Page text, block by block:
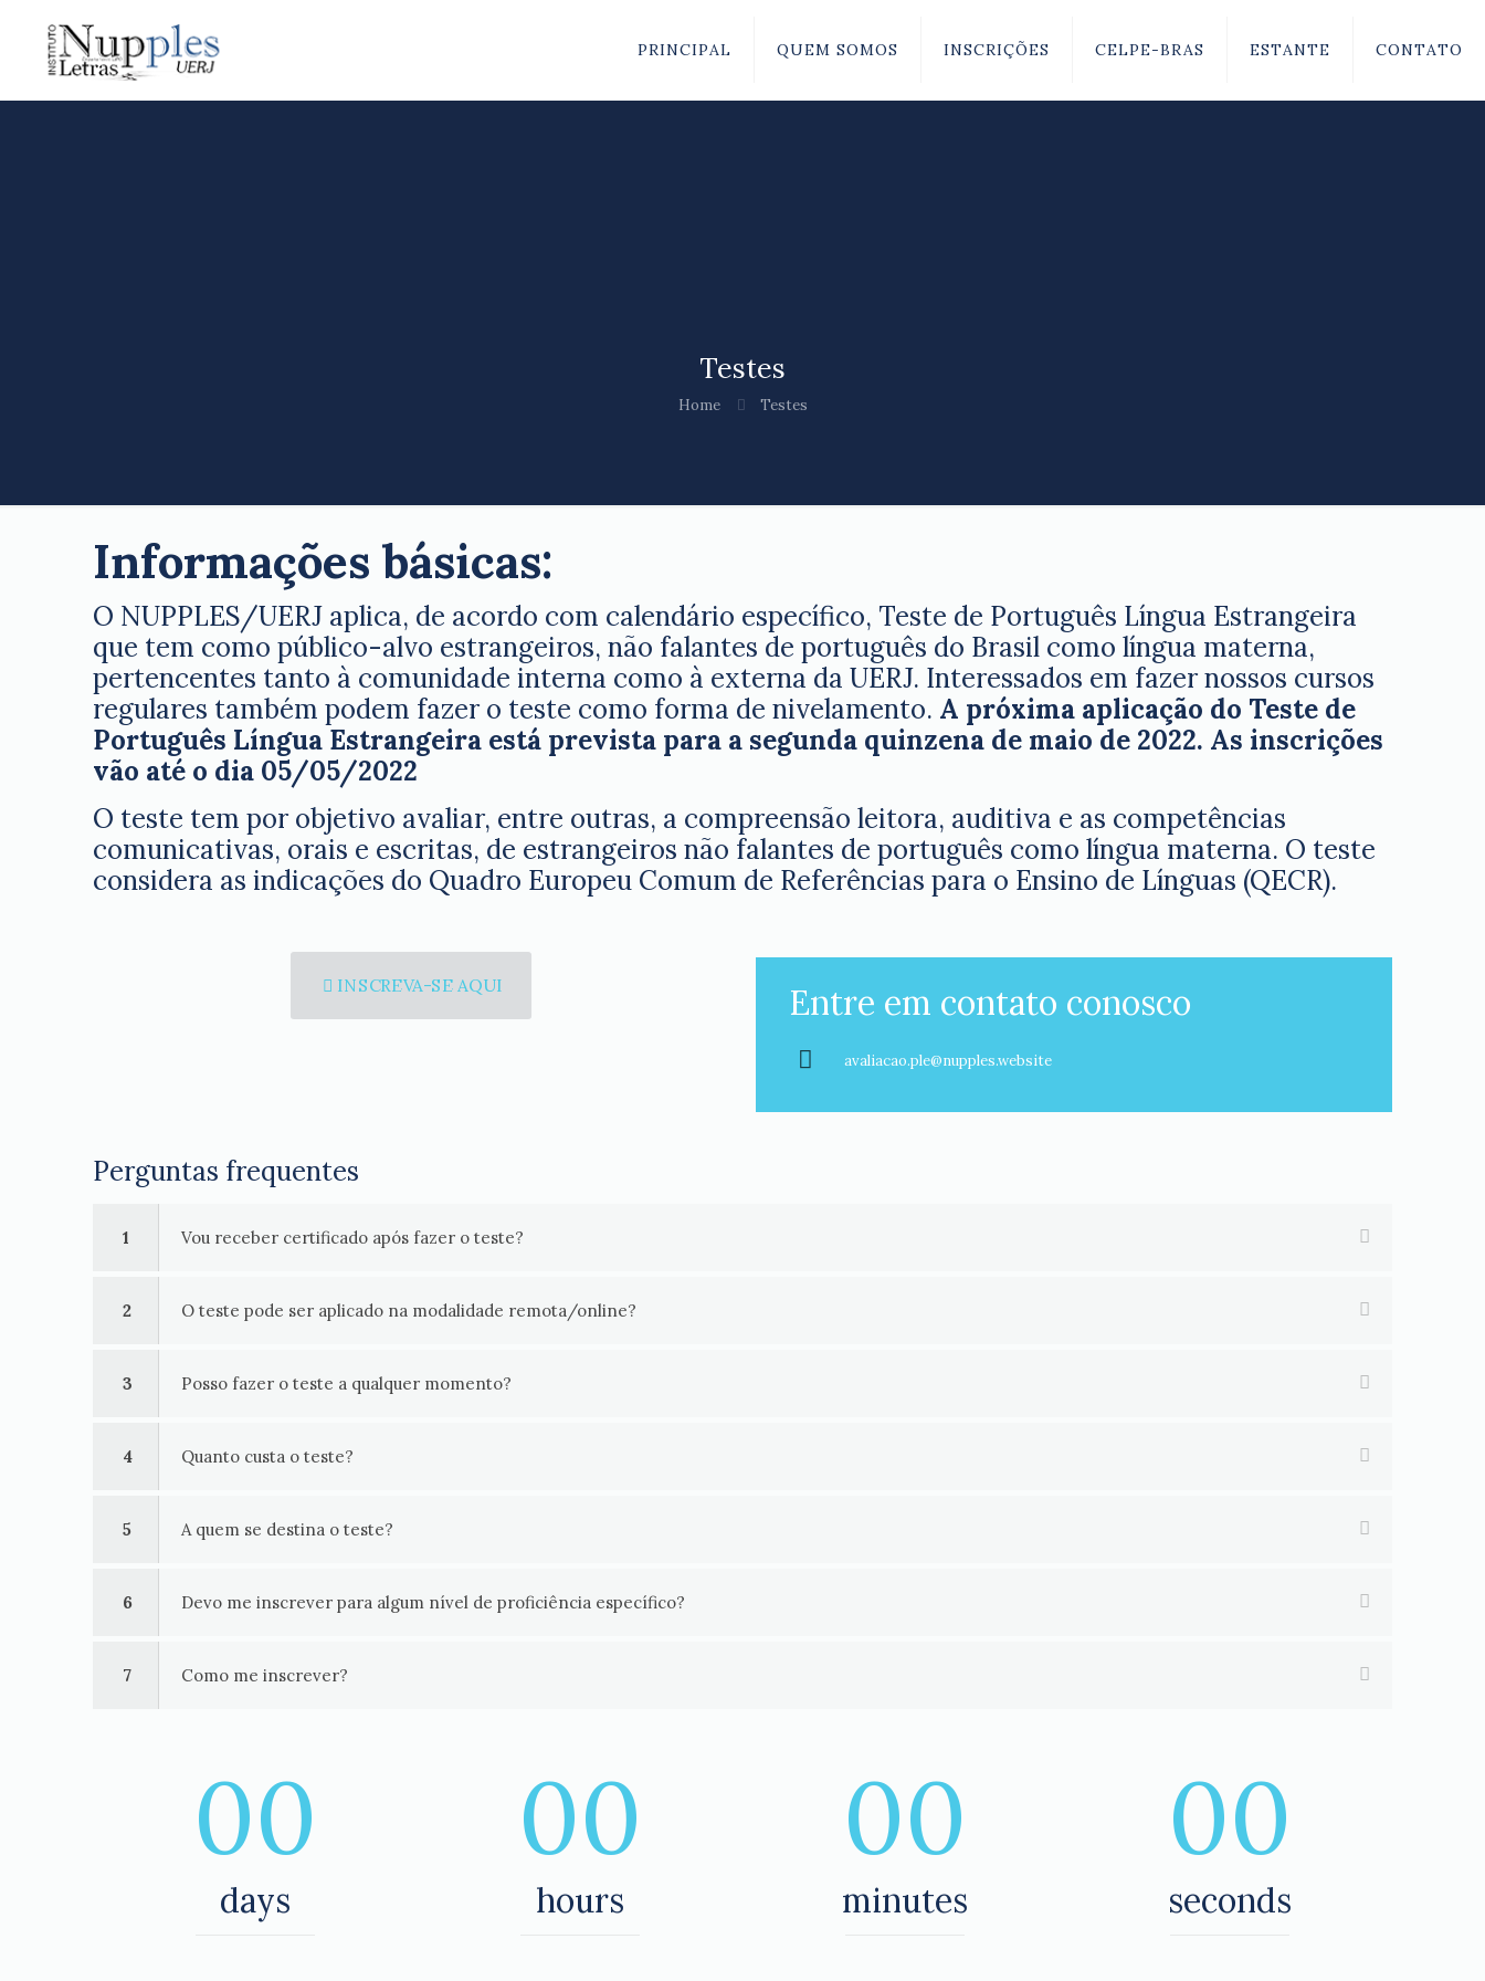
PRINCIPAL QUEM SOMOS INSCRIÇÕES CELPE-BRAS ESTANTE CONTATO
Testes
Home Testes
Informações básicas:
O NUPPLES/UERJ aplica, de acordo com calendário específico, Teste de Português Língua Estrangeira
que tem como público-alvo estrangeiros, não falantes de português do Brasil como língua materna,
pertencentes tanto à comunidade interna como à externa da UERJ. Interessados em fazer nossos cursos
regulares também podem fazer o teste como forma de nivelamento. A próxima aplicação do Teste de
Português Língua Estrangeira está prevista para a segunda quinzena de maio de 2022. As inscrições
vão até o dia 05/05/2022
O teste tem por objetivo avaliar, entre outras, a compreensão leitora, auditiva e as competências
comunicativas, orais e escritas, de estrangeiros não falantes de português como língua materna. O teste
considera as indicações do Quadro Europeu Comum de Referências para o Ensino de Línguas (QECR).
INSCREVA-SE AQUI Entre em contato conosco
avaliacao.ple@nupples.website
Perguntas frequentes
1 Vou receber certificado após fazer o teste?
2 O teste pode ser aplicado na modalidade remota/online?
3 Posso fazer o teste a qualquer momento?
4 Quanto custa o teste?
5 A quem se destina o teste?
6 Devo me inscrever para algum nível de proficiência específico?
7 Como me inscrever?
00
days
00
hours
00
minutes
00
seconds